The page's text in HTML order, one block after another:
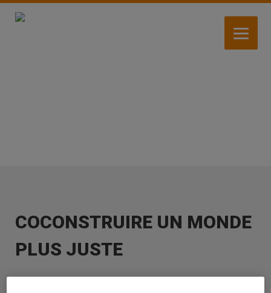
Aller
COCONSTRUIRE UN MONDE
PLUS JUSTE